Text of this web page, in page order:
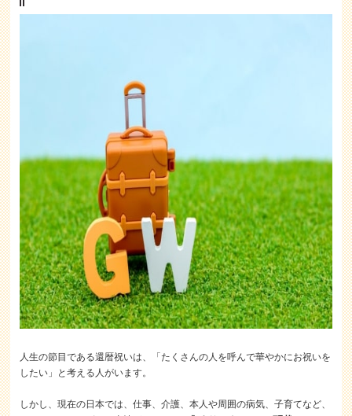
人生の節目である還暦祝いは、「たくさんの人を呼んで華やかにお祝いを
したい」と考える人がいます。
しかし、現在の日本では、仕事、介護、本人や周囲の病気、子育てなど、